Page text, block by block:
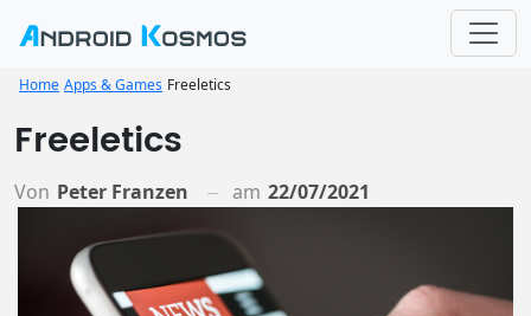
Home Apps & Games Freeletics
Freeletics
Von Peter Franzen am 22/07/2021